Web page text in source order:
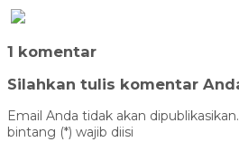
1 komentar
Silahkan tulis komentar
Email Anda tidak akan
bintang (*) wajib diisi